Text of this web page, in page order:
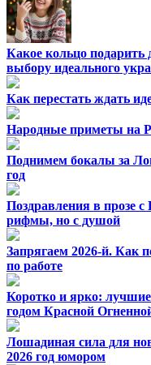
Какое кольцо
выбору идеального
Как перестать ждать
Народные приметы на
Поднимем бокалы за
год
Поздравления в прозе
рифмы, но с душой
Запрягаем 2026-й. Как
по работе
Коротко и ярко:
годом Красной
Лошадиная сила для
2026 год юмором